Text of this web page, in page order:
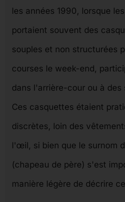
les années 1990, lorsque
portaient souvent des
souples et non structurées
courses le week-end,
dans l'arrière-cour ou à des
Ces casquettes étaient
discrètes, loin des
l'œil, si bien que le surnom
(chapeau de père) s'est
manière légère de décrire